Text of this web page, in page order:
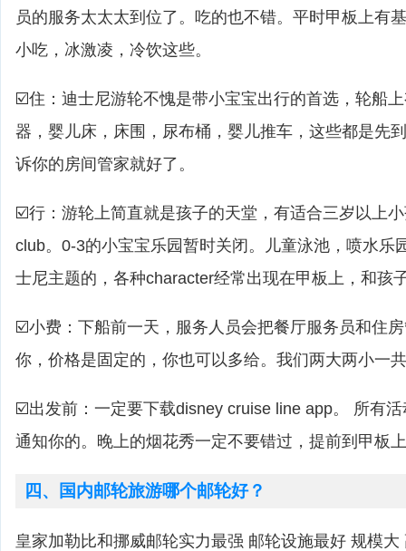
员的服务太太太到位了。吃的也不错。平时甲板上有
小吃，冰激凌，冷饮这些。
☑️住：迪士尼游轮不愧是带小宝宝出行的首选，轮船
器，婴儿床，床围，尿布桶，婴儿推车，这些都是先
诉你的房间管家就好了。
☑️行：游轮上简直就是孩子的天堂，有适合三岁以上
club。0-3的小宝宝乐园暂时关闭。儿童泳池，喷水乐
士尼主题的，各种character经常出现在甲板上，和孩
☑️小费：下船前一天，服务人员会把餐厅服务员和住
你，价格是固定的，你也可以多给。我们两大两小一
☑️出发前：一定要下载disney cruise line app。 所有
通知你的。晚上的烟花秀一定不要错过，提前到甲板
四、国内邮轮旅游哪个邮轮好？
皇家加勒比和挪威邮轮实力最强 邮轮设施最好 规模